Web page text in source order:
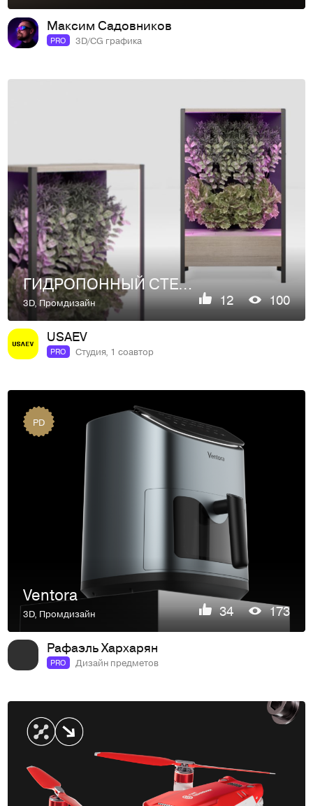
Максим Садовников
PRO 3D/CG графика
ГИДРОПОННЫЙ СТЕЛЛАЖ | 2023
3D, Промдизайн 12 100
USAEV
PRO Студия, 1 соавтор
PD
Ventora
3D, Промдизайн 34 173
Рафаэль Хархарян
PRO Дизайн предметов